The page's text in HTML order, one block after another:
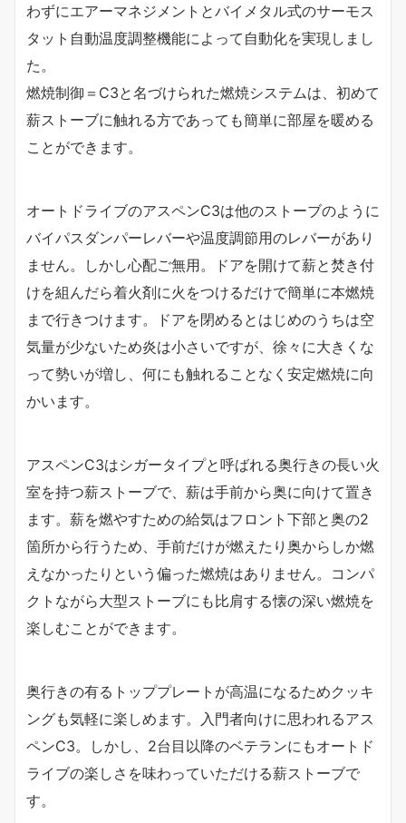
わずにエアーマネジメントとバイメタル式のサーモス
タット自動温度調整機能によって自動化を実現しまし
た。
燃焼制御＝C3と名づけられた燃焼システムは、初めて
薪ストーブに触れる方であっても簡単に部屋を暖める
ことができます。
オートドライブのアスペンC3は他のストーブのように
バイパスダンパーレバーや温度調節用のレバーがあり
ません。しかし心配ご無用。ドアを開けて薪と焚き付
けを組んだら着火剤に火をつけるだけで簡単に本燃焼
まで行きつけます。ドアを閉めるとはじめのうちは空
気量が少ないため炎は小さいですが、徐々に大きくな
って勢いが増し、何にも触れることなく安定燃焼に向
かいます。
アスペンC3はシガータイプと呼ばれる奥行きの長い火
室を持つ薪ストーブで、薪は手前から奥に向けて置き
ます。薪を燃やすための給気はフロント下部と奥の2
箇所から行うため、手前だけが燃えたり奥からしか燃
えなかったりという偏った燃焼はありません。コンパ
クトながら大型ストーブにも比肩する懐の深い燃焼を
楽しむことができます。
奥行きの有るトッププレートが高温になるためクッキ
ングも気軽に楽しめます。入門者向けに思われるアス
ペンC3。しかし、2台目以降のベテランにもオートド
ライブの楽しさを味わっていただける薪ストーブで
す。